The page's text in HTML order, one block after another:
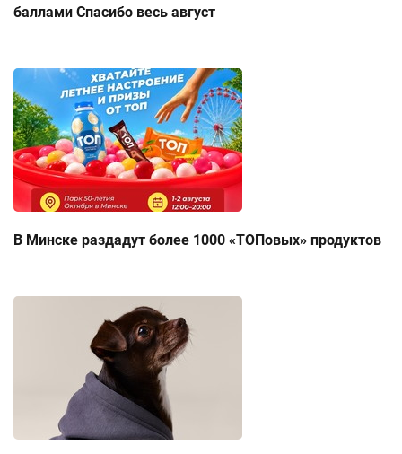
баллами Спасибо весь август
В Минске раздадут более 1000 «ТОПовых» продуктов